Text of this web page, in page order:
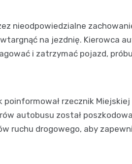
nieodpowiedzialne
na jezdnię. Kierowca
i zatrzymać pojazd,
rzecznik
autobusu został
ruchu drogowego, aby